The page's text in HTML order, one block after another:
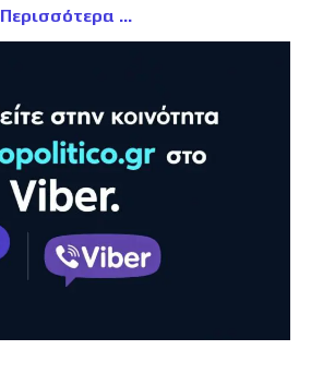
Περισσότερα